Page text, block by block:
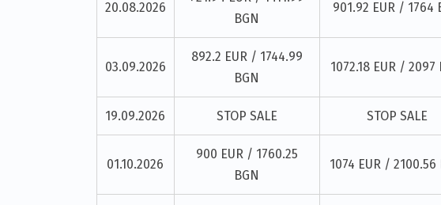
20.08.2026
BGN
901.92 EUR / 1764
03.09.2026
892.2 EUR / 1744.99
BGN
1072.18 EUR / 2097
19.09.2026 STOP SALE STOP SALE
01.10.2026
900 EUR / 1760.25
BGN
1074 EUR / 2100.56